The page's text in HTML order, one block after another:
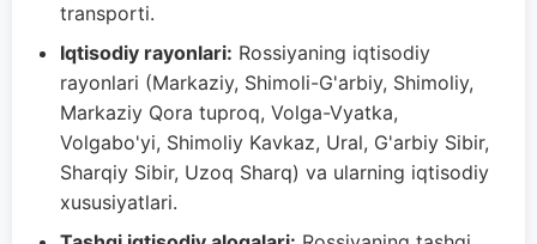
transporti.
Iqtisodiy rayonlari: Rossiyaning iqtisodiy
rayonlari (Markaziy, Shimoli-G'arbiy, Shimoliy,
Markaziy Qora tuproq, Volga-Vyatka,
Volgabo'yi, Shimoliy Kavkaz, Ural, G'arbiy Sibir,
Sharqiy Sibir, Uzoq Sharq) va ularning iqtisodiy
xususiyatlari.